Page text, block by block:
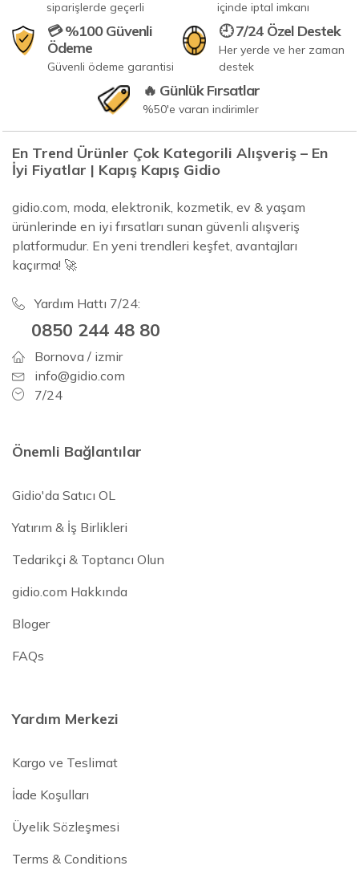
siparişlerde geçerli
içinde iptal imkanı
💳 %100 Güvenli
Ödeme
Güvenli ödeme garantisi
🕘 7/24 Özel Destek
Her yerde ve her zaman
destek
🔥 Günlük Fırsatlar
%50'e varan indirimler
En Trend Ürünler Çok Kategorili Alışveriş – En
İyi Fiyatlar | Kapış Kapış Gidio
gidio.com, moda, elektronik, kozmetik, ev & yaşam
ürünlerinde en iyi fırsatları sunan güvenli alışveriş
platformudur. En yeni trendleri keşfet, avantajları
kaçırma! 🚀
Yardım Hattı 7/24:
0850 244 48 80
Bornova / izmir
info@gidio.com
7/24
Önemli Bağlantılar
Gidio'da Satıcı OL
Yatırım & İş Birlikleri
Tedarikçi & Toptancı Olun
gidio.com Hakkında
Bloger
FAQs
Yardım Merkezi
Kargo ve Teslimat
İade Koşulları
Üyelik Sözleşmesi
Terms & Conditions